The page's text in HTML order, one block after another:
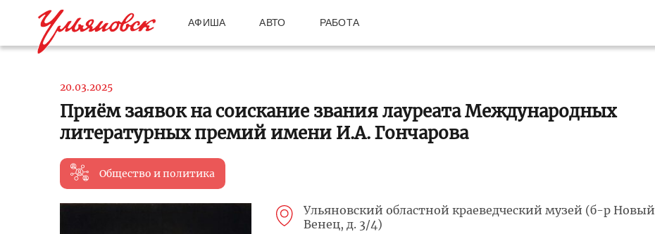
АФИША АВТО РАБОТА
20.03.2025
Приём заявок на соискание звания лауреата Международных
литературных премий имени И.А. Гончарова
Общество и политика
Ульяновский областной краеведческий музей (б-р Новый
Венец, д. 3/4)